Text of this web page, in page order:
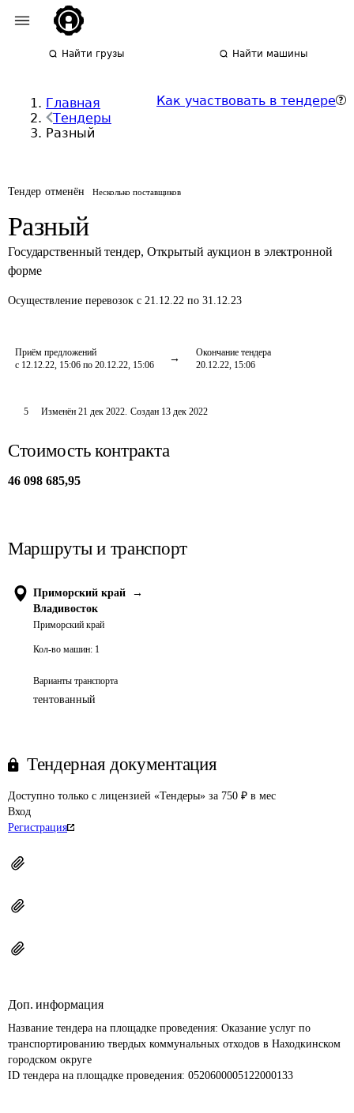
Найти грузы Найти машины
Главная
Тендеры
Разный
Как участвовать в тендере
Тендер отменён Несколько поставщиков
Разный
Государственный тендер, Открытый аукцион в электронной
форме
Осуществление перевозок с 21.12.22 по 31.12.23
Приём предложений
с 12.12.22, 15:06 по 20.12.22, 15:06
Окончание тендера
20.12.22, 15:06
5 Изменён 21 дек 2022. Создан 13 дек 2022
Стоимость контракта
46 098 685,95
Маршруты и транспорт
Приморский край
→
Владивосток
Приморский край
Кол-во машин: 1
Варианты транспорта
тентованный
Тендерная документация
Доступно только с лицензией «Тендеры» за 750 ₽ в мес
Вход
Регистрация
Доп. информация
Название тендера на площадке проведения: Оказание услуг по
транспортированию твердых коммунальных отходов в Находкинском
городском округе
ID тендера на площадке проведения: 0520600005122000133